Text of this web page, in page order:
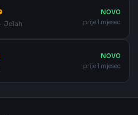
Jelah
NOVO
prije 1 mjesec
NOVO
prije 1 mjesec